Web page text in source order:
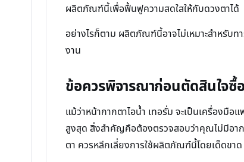
ผลิตภัณฑ์นี้เพื่อฟื้นฟูความสดใสให้กับดวงตาได้
อย่างไรก็ตาม ผลิตภัณฑ์นี้อาจไม่เหมาะสำหรับ
งาน
ข้อควรพิจารณาก่อนตัดสินใจซื้
แม้ว่าหน้ากากตาไอน้ำ เทอรั่ม จะเป็นเครื่องมื
สูงสุด สิ่งสำคัญคือต้องตรวจสอบว่าคุณไม่มีอา
ตา ควรหลีกเลี่ยงการใช้ผลิตภัณฑ์นี้โดยเด็ดขาด